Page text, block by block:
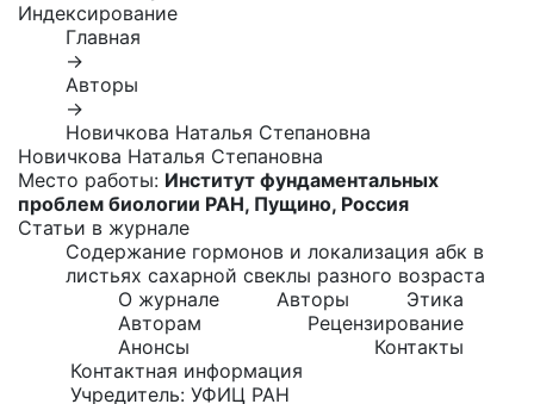
Индексирование
Главная
→
Авторы
→
Новичкова Наталья Степановна
Новичкова Наталья Степановна
Место работы: Институт фундаментальных
проблем биологии РАН, Пущино, Россия
Статьи в журнале
Содержание гормонов и локализация абк в
листьях сахарной свеклы разного возраста
О журнале
Авторы
Этика
Авторам
Рецензирование
Анонсы
Контакты
Контактная информация
Учредитель: УФИЦ РАН